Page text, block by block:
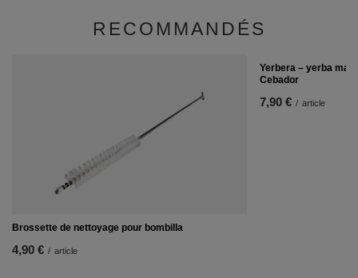
RECOMMANDÉS
Brossette de nettoyage pour bombilla
4,90 € / article
Yerbera – yerba
Cebador
7,90 € / article